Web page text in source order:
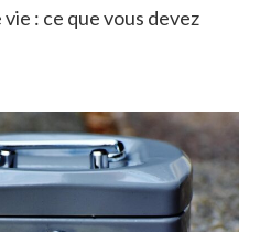
: ce que vous devez